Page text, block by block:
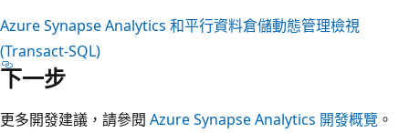
Azure Synapse Analytics 和平行資料倉儲動態管理檢視
(Transact-SQL)
下一步
更多開發建議，請參閱 Azure Synapse Analytics 開發概覽 。